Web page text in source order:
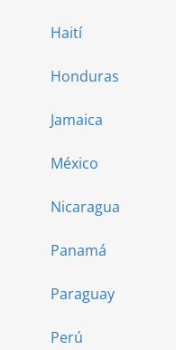
Haití
Honduras
Jamaica
México
Nicaragua
Panamá
Paraguay
Perú